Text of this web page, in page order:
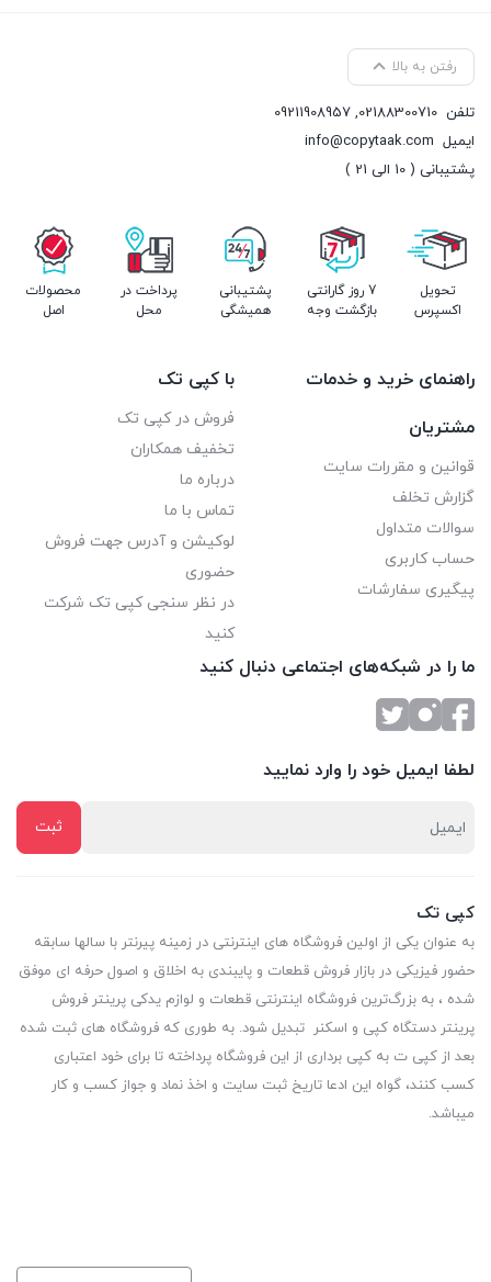
رفتن به بالا
تلفن 02188300710
,
09211908957
ایمیل info@copytaak.com
پشتیبانی ( 10 الی 21 )
تحویل
اکسپرس
7 روز گارانتی
بازگشت وجه
پشتیبانی
همیشگی
پرداخت در
محل
محصولات
اصل
راهنمای خرید و خدمات
مشتریان
قوانین و مقررات سایت
گزارش تخلف
سوالات متداول
حساب کاربری
پیگیری سفارشات
با کپی تک
فروش در کپی تک
تخفیف همکاران
درباره ما
تماس با ما
لوکیشن و آدرس جهت فروش
حضوری
در نظر سنجی کپی تک شرکت
کنید
ما را در شبکه‌های اجتماعی دنبال کنید
لطفا ایمیل خود را وارد نمایید
کپی تک
به عنوان یکی از اولین فروشگاه های اینترنتی در زمینه پیرنتر با سالها سابقه
حضور فیزیکی در بازار فروش قطعات و پایبندی به اخلاق و اصول حرفه ای موفق
شده ، به بزرگ‌ترین فروشگاه اینترنتی قطعات و لوازم یدکی پرینتر فروش
پرینتر دستگاه کپی و اسکنر تبدیل شود. به طوری که فروشگاه های ثبت شده
بعد از کپی ت به کپی برداری از این فروشگاه پرداخته تا برای خود اعتباری
کسب کنند، گواه این ادعا تاریخ ثبت سایت و اخذ نماد و جواز کسب و کار
میباشد.